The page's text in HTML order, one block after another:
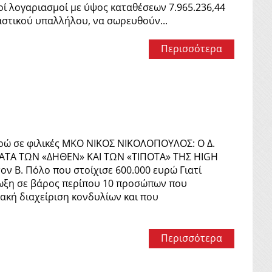
λογαριασμοί με ύψος καταθέσεων 7.965.236,44
υπαλλήλου, να σωρευθούν...
Περισσότερα
σε φιλικές ΜΚΟ ΝΙΚΟΣ ΝΙΚΟΛΟΠΟΥΛΟΣ: Ο Δ.
ΤΩΝ «ΔΗΘΕΝ» ΚΑΙ ΤΩΝ «ΤΙΠΟΤΑ» ΤΗΣ HIGH
Β. Πόλο που στοίχισε 600.000 ευρώ Γιατί
σε βάρος περίπου 10 προσώπων που
διαχείριση κονδυλίων και που
Περισσότερα